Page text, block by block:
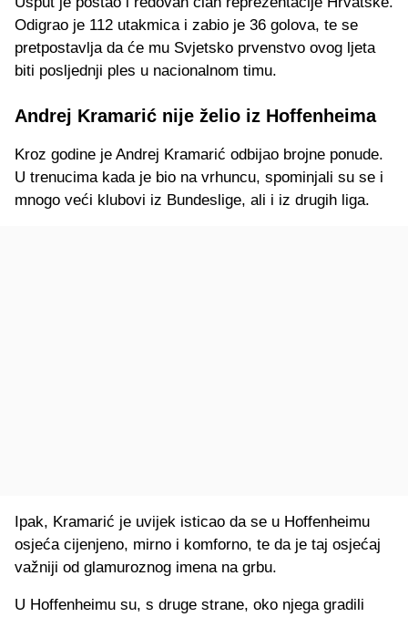
Odigrao je 112 utakmica i zabio je 36 golova, te se
pretpostavlja da će mu Svjetsko prvenstvo ovog ljeta
biti posljednji ples u nacionalnom timu.
Andrej Kramarić nije želio iz Hoffenheima
Kroz godine je Andrej Kramarić odbijao brojne ponude.
U trenucima kada je bio na vrhuncu, spominjali su se i
mnogo veći klubovi iz Bundeslige, ali i iz drugih liga.
Ipak, Kramarić je uvijek isticao da se u Hoffenheimu
osjeća cijenjeno, mirno i komforno, te da je taj osjećaj
važniji od glamuroznog imena na grbu.
U Hoffenheimu su, s druge strane, oko njega gradili